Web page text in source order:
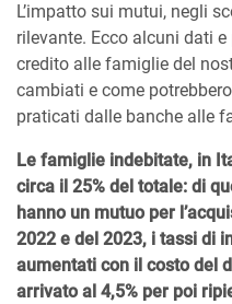
L’impatto sui mutui, negli
rilevante. Ecco alcuni dati
credito alle famiglie del
cambiati e come
praticati dalle banche alle
Le famiglie indebitate, in
circa il 25% del totale: di
hanno un mutuo per
2022 e del 2023, i tassi di
aumentati con il costo del
arrivato al 4,5% per poi